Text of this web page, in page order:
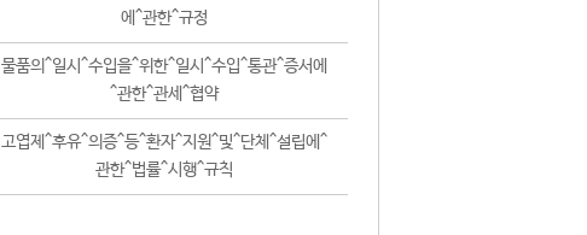
에^관한^규정
물품의^일시^수입을^위한^일시^수입^통관^증서에
^관한^관세^협약
고엽제^후유^의증^등^환자^지원^및^단체^설립에^
관한^법률^시행^규칙